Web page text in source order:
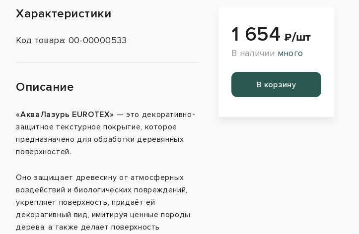
Характеристики
Код товара: 00-00000533
Описание
«АкваЛазурь EUROTEX» — это декоративно-
защитное текстурное покрытие, которое
предназначено для обработки деревянных
поверхностей.
Оно защищает древесину от атмосферных
воздействий и биологических повреждений,
укрепляет поверхность, придаёт ей
декоративный вид, имитируя ценные породы
дерева, а также делает поверхность
1 654 ₽/шт
В наличии много
Перейти в корзину